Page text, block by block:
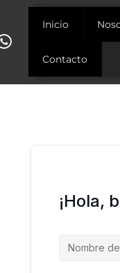
Inicio
Contacto
¡Hola,